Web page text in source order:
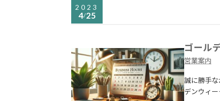
2023
4/25
ゴール
営業案内
誠に勝手
デンウィ